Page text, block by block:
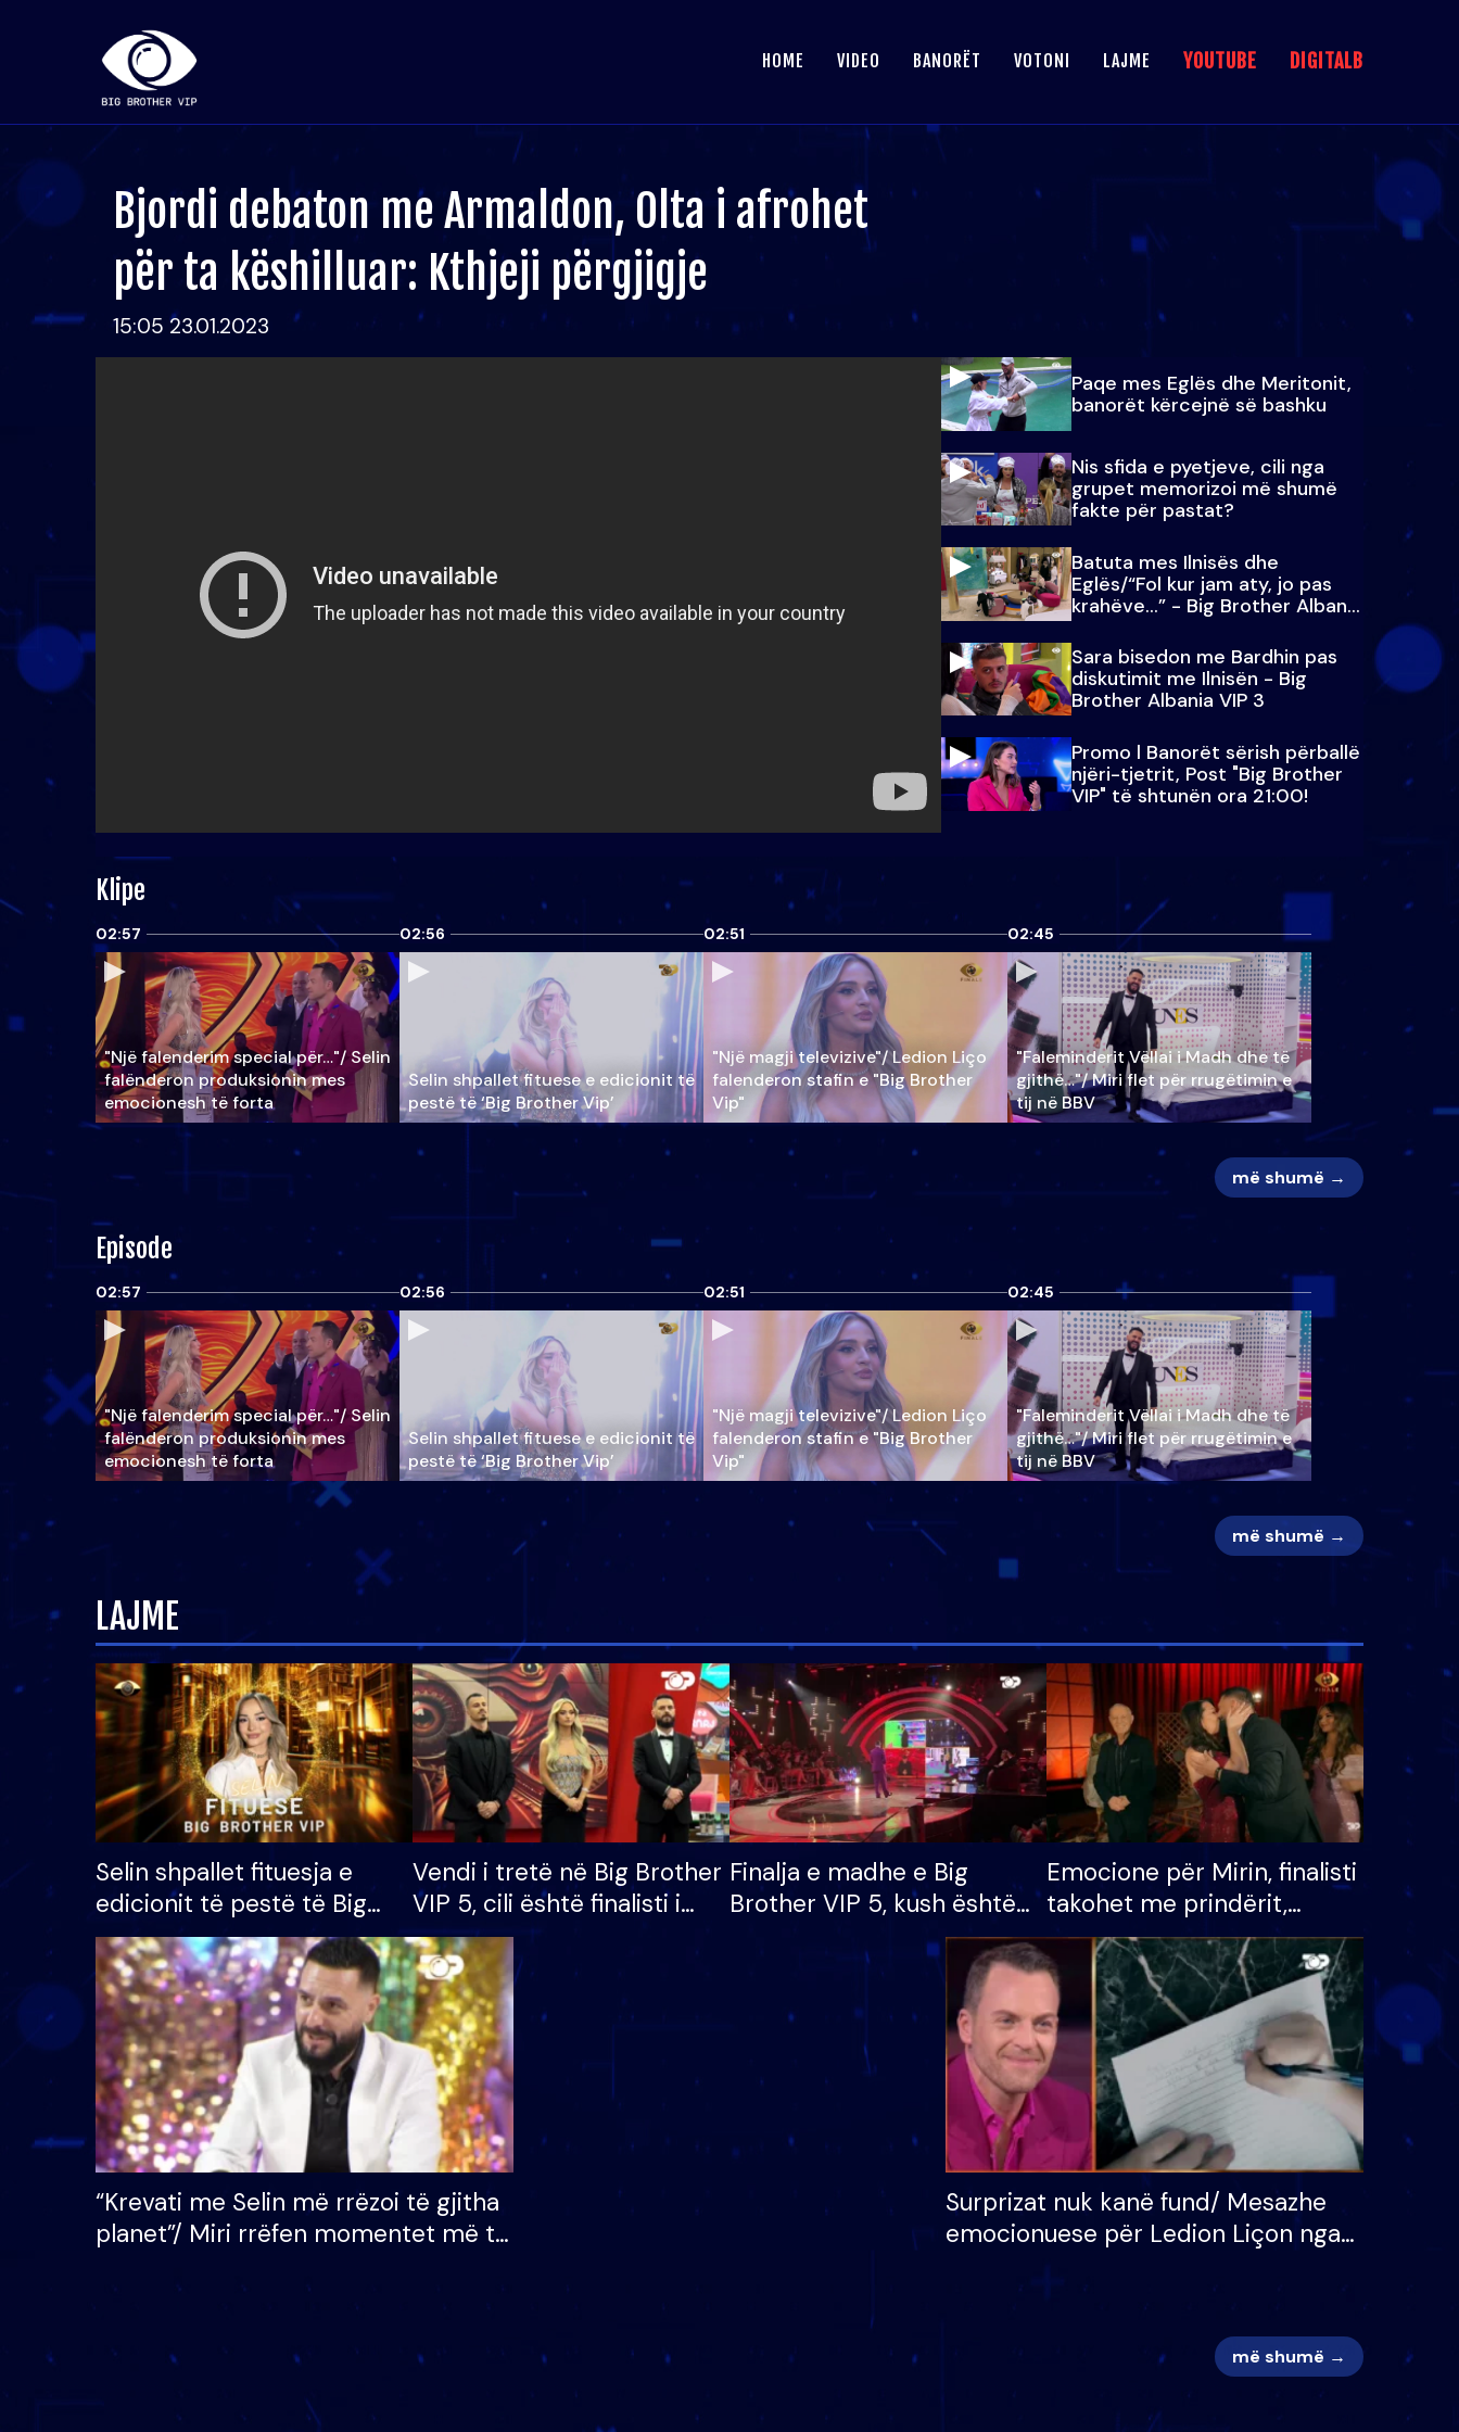
HOME VIDEO BANORËT VOTONI LAJME YOUTUBE DIGITALB
Bjordi debaton me Armaldon, Olta i afrohet
për ta këshilluar: Kthjeji përgjigje
15:05 23.01.2023
Paqe mes Eglës dhe Meritonit,
banorët kërcejnë së bashku
Nis sfida e pyetjeve, cili nga
grupet memorizoi më shumë
fakte për pastat?
Batuta mes Ilnisës dhe
Eglës/“Fol kur jam aty, jo pas
krahëve…” - Big Brother Albania
VIP 3
Sara bisedon me Bardhin pas
diskutimit me Ilnisën - Big
Brother Albania VIP 3
Promo l Banorët sërish përballë
njëri-tjetrit, Post "Big Brother
VIP" të shtunën ora 21:00!
Klipe
02:57
"Një falenderim special për…"/ Selin
falënderon produksionin mes
emocionesh të forta
02:56
Selin shpallet fituese e edicionit të
pestë të ‘Big Brother Vip’
02:51
"Një magji televizive"/ Ledion Liço
falenderon stafin e "Big Brother
Vip"
02:45
"Faleminderit Vëllai i Madh dhe të
gjithë…"/ Miri flet për rrugëtimin e
tij në BBV
më shumë →
Episode
02:57
"Një falenderim special për…"/ Selin
falënderon produksionin mes
emocionesh të forta
02:56
Selin shpallet fituese e edicionit të
pestë të ‘Big Brother Vip’
02:51
"Një magji televizive"/ Ledion Liço
falenderon stafin e "Big Brother
Vip"
02:45
"Faleminderit Vëllai i Madh dhe të
gjithë…"/ Miri flet për rrugëtimin e
tij në BBV
më shumë →
LAJME
Selin shpallet fituesja e
edicionit të pestë të Big
Brother VIP, rrëmben
çmimin e madh prej 100
mijë eurosh
Vendi i tretë në Big Brother
VIP 5, cili është finalisti i
radhës që lë shtëpinë
Finalja e madhe e Big
Brother VIP 5, kush është
banori i parë që lë shtëpinë
dhe humb mundësinë për
të fituar çmimin e madh
Emocione për Mirin, finalisti
takohet me prindërit,
vajzën dhe bashkëshorten:
S’kemi ndonjë letër divorci
apo jo?
“Krevati me Selin më rrëzoi të gjitha
planet”/ Miri rrëfen momentet më të
mungojë zilja e mëngjesit kur…
Surprizat nuk kanë fund/ Mesazhe
emocionuese për Ledion Liçon nga
më shumë →